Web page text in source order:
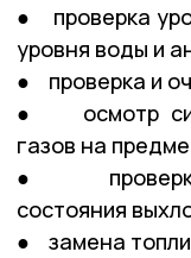
● проверка
уровня воды и
● проверка и
● осмотр
газов на
● проверка
состояния
● замена